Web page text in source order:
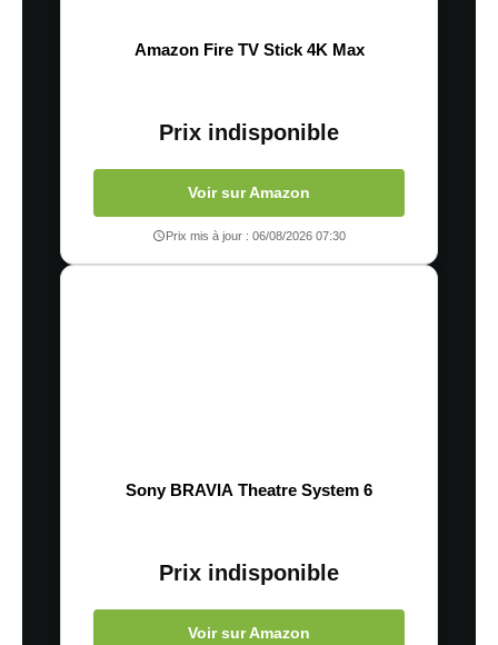
Amazon Fire TV Stick 4K Max
Prix indisponible
Voir sur Amazon
Prix mis à jour : 06/08/2026 07:30
Sony BRAVIA Theatre System 6
Prix indisponible
Voir sur Amazon